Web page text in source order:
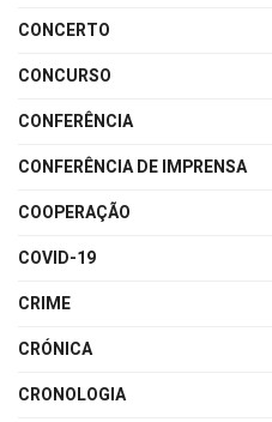
CONCERTO
CONCURSO
CONFERÊNCIA
CONFERÊNCIA DE IMPRENSA
COOPERAÇÃO
COVID-19
CRIME
CRÓNICA
CRONOLOGIA